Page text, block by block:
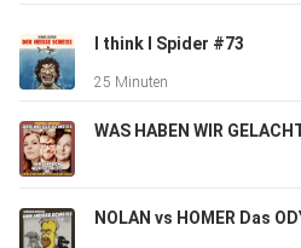
Der Komiker und Parodist
unseren
Ohren nicht nur den
(Selbsteinschätzung Merz)
I think I Spider #73
25 Minuten
NOLAN vs HOMER Das